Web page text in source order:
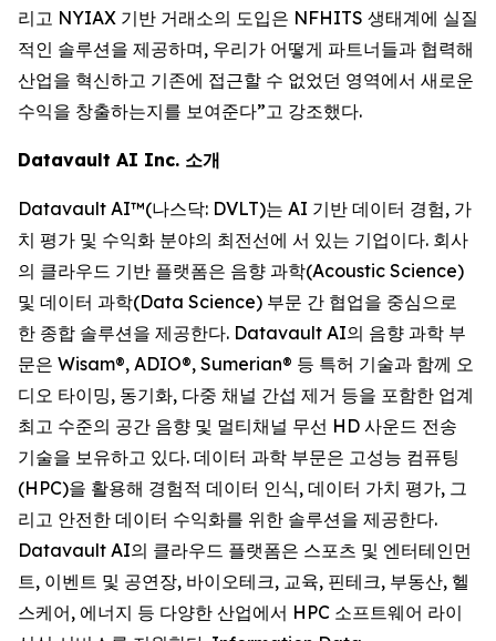
리고 NYIAX 기반 거래소의 도입은 NFHITS 생태계에 실질
적인 솔루션을 제공하며, 우리가 어떻게 파트너들과 협력해
산업을 혁신하고 기존에 접근할 수 없었던 영역에서 새로운
수익을 창출하는지를 보여준다”고 강조했다.
Datavault AI Inc. 소개
Datavault AI™(나스닥: DVLT)는 AI 기반 데이터 경험, 가
치 평가 및 수익화 분야의 최전선에 서 있는 기업이다. 회사
의 클라우드 기반 플랫폼은 음향 과학(Acoustic Science)
및 데이터 과학(Data Science) 부문 간 협업을 중심으로
한 종합 솔루션을 제공한다. Datavault AI의 음향 과학 부
문은 Wisam®, ADIO®, Sumerian® 등 특허 기술과 함께 오
디오 타이밍, 동기화, 다중 채널 간섭 제거 등을 포함한 업계
최고 수준의 공간 음향 및 멀티채널 무선 HD 사운드 전송
기술을 보유하고 있다. 데이터 과학 부문은 고성능 컴퓨팅
(HPC)을 활용해 경험적 데이터 인식, 데이터 가치 평가, 그
리고 안전한 데이터 수익화를 위한 솔루션을 제공한다.
Datavault AI의 클라우드 플랫폼은 스포츠 및 엔터테인먼
트, 이벤트 및 공연장, 바이오테크, 교육, 핀테크, 부동산, 헬
스케어, 에너지 등 다양한 산업에서 HPC 소프트웨어 라이